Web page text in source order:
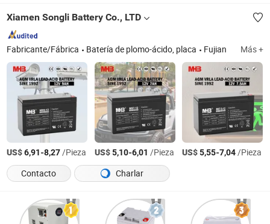
Xiamen Songli Battery Co., LTD
Fabricante/Fábrica Batería de plomo-ácido, placa Fujian Más +
US$6,91-8,27/Pieza US$5,10-6,01 /Pieza US$5,55-7,04/Pieza
Contacto
Charlar